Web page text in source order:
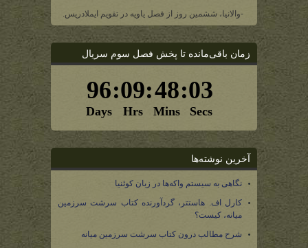
-والانیا، ششمین روز از فصل یاویه در تقویم ایملادریس.
زمان باقی‌مانده تا پخش فصل سوم سریال
آخرین نوشته‌ها
نگاهی به سیستم واکه‌ها در زبان کوئنیا
کارل اف. هاستتر، گردآورنده کتاب سرشت سرزمین
میانه، کیست؟
شرح مطالب درون کتاب سرشت سرزمین میانه